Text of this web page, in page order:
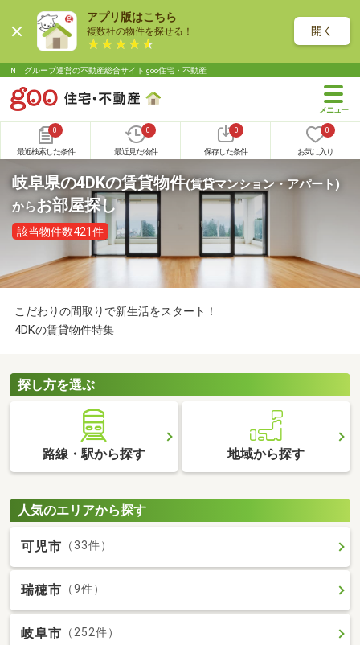
アプリ版はこちら
複数社の物件を探せる！ 開く
NTTグループ運営の不動産総合サイト goo住宅・不動産
0
最近検索した条件
0
最近見た物件
0
保存した条件
0
お気に入り
岐阜県の4DKの賃貸物件(賃貸マンション・アパート)
からお部屋探し
該当物件数421件
こだわりの間取りで新生活をスタート！
4DKの賃貸物件特集
探し方を選ぶ
路線・駅から探す 地域から探す
人気のエリアから探す
可児市 （33件）
瑞穂市 （9件）
岐阜市 （252件）